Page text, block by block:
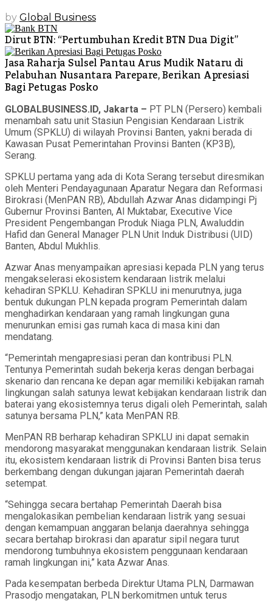
by Global Business
Dirut BTN: “Pertumbuhan Kredit BTN Dua Digit”
Jasa Raharja Sulsel Pantau Arus Mudik Nataru di
Pelabuhan Nusantara Parepare, Berikan Apresiasi
Bagi Petugas Posko
GLOBALBUSINESS.ID, Jakarta – PT PLN (Persero) kembali
menambah satu unit Stasiun Pengisian Kendaraan Listrik
Umum (SPKLU) di wilayah Provinsi Banten, yakni berada di
Kawasan Pusat Pemerintahan Provinsi Banten (KP3B),
Serang.
SPKLU pertama yang ada di Kota Serang tersebut diresmikan
oleh Menteri Pendayagunaan Aparatur Negara dan Reformasi
Birokrasi (MenPAN RB), Abdullah Azwar Anas didampingi Pj
Gubernur Provinsi Banten, Al Muktabar, Executive Vice
President Pengembangan Produk Niaga PLN, Awaluddin
Hafid dan General Manager PLN Unit Induk Distribusi (UID)
Banten, Abdul Mukhlis.
Azwar Anas menyampaikan apresiasi kepada PLN yang terus
mengakselerasi ekosistem kendaraan listrik melalui
kehadiran SPKLU. Kehadiran SPKLU ini menurutnya, juga
bentuk dukungan PLN kepada program Pemerintah dalam
menghadirkan kendaraan yang ramah lingkungan guna
menurunkan emisi gas rumah kaca di masa kini dan
mendatang.
“Pemerintah mengapresiasi peran dan kontribusi PLN.
Tentunya Pemerintah sudah bekerja keras dengan berbagai
skenario dan rencana ke depan agar memiliki kebijakan ramah
lingkungan salah satunya lewat kebijakan kendaraan listrik dan
baterai yang ekosistemnya terus digali oleh Pemerintah, salah
satunya bersama PLN,” kata MenPAN RB.
MenPAN RB berharap kehadiran SPKLU ini dapat semakin
mendorong masyarakat menggunakan kendaraan listrik. Selain
itu, ekosistem kendaraan listrik di Provinsi Banten bisa terus
berkembang dengan dukungan jajaran Pemerintah daerah
setempat.
“Sehingga secara bertahap Pemerintah Daerah bisa
mengalokasikan pembelian kendaraan listrik yang sesuai
dengan kemampuan anggaran belanja daerahnya sehingga
secara bertahap birokrasi dan aparatur sipil negara turut
mendorong tumbuhnya ekosistem penggunaan kendaraan
ramah lingkungan ini,” kata Azwar Anas.
Pada kesempatan berbeda Direktur Utama PLN, Darmawan
Prasodjo mengatakan, PLN berkomitmen untuk terus